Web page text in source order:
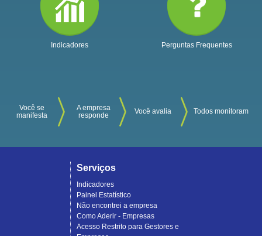
Indicadores Perguntas Frequentes
Você se
manifesta
A empresa
responde
Você avalia Todos monitoram
Serviços
Indicadores
Painel Estatístico
Não encontrei a empresa
Como Aderir - Empresas
Acesso Restrito para Gestores e